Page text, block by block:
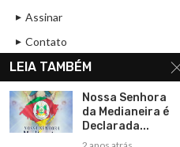
Assinar
Contato
Política de Privacidade
Rádio Maristela - Ao Vivo
ASSINE
LEIA TAMBÉM
Nossa Senhora
da Medianeira é
Declarada...